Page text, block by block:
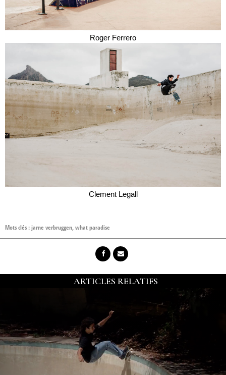
Roger Ferrero
Clement Legall
Mots clés :jarne verbruggen,what paradise
ARTICLES RELATIFS